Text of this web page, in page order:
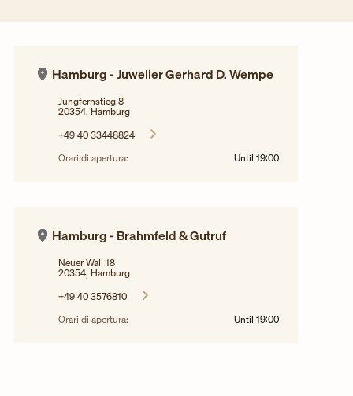
Hamburg - Juwelier Gerhard D. Wempe
Jungfernstieg 8
20354, Hamburg
+49 40 33448824
Orari di apertura:
Until 19:00
Hamburg - Brahmfeld & Gutruf
Neuer Wall 18
20354, Hamburg
+49 40 3576810
Orari di apertura:
Until 19:00